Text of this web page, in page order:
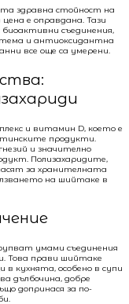
здравна стойност на
е оправдана. Тази
съединения,
и антиоксидантна
все още са умерени.
и витамин D, което е
продукти.
и значително
Полизахаридите,
за хранителната
на шийтаке в
умами съединения
Това прави шийтаке
кухнята, особено в супи
дълбочина, добре
допринася за по-